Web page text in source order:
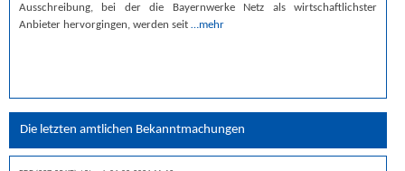
Ausschreibung, bei der die Bayernwerke Netz als wirtschaftlichster
Anbieter hervorgingen, werden seit …mehr
Die letzten amtlichen Bekanntmachungen